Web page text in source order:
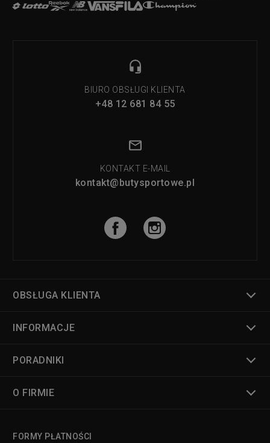
BIURO OBSŁUGI KLIENTA
+48 12 681 84 55
KONTAKT E-MAIL
kontakt@butysportowe.pl
OBSŁUGA KLIENTA
INFORMACJE
PORADNIKI
O FIRMIE
FORMY PŁATNOŚCI